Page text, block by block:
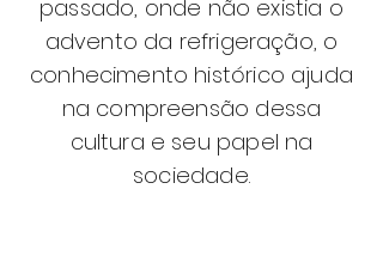
passado, onde não existia o
advento da refrigeração, o
conhecimento histórico ajuda
na compreensão dessa
cultura e seu papel na
sociedade.